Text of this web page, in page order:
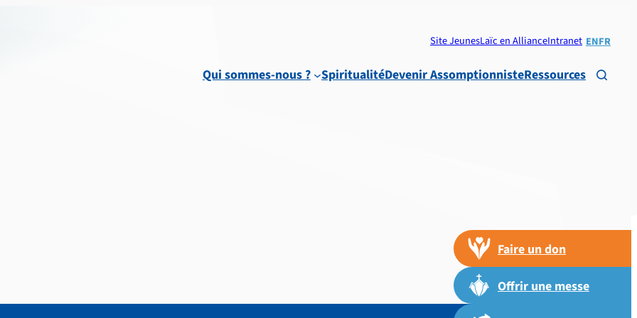
Site JeunesLaïc en AllianceIntranet ENFR
Qui sommes-nous ? SpiritualitéDevenir AssomptionnisteRessources 
Faire un don
Offrir une messe